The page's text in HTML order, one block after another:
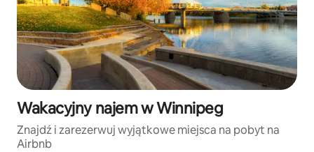
Wakacyjny najem w Winnipeg
Znajdź i zarezerwuj wyjątkowe miejsca na pobyt na
Airbnb